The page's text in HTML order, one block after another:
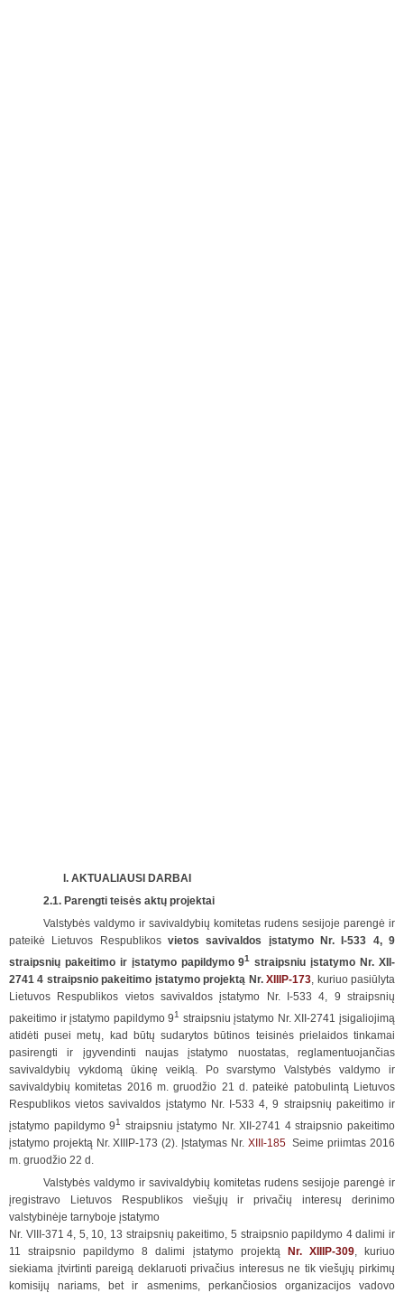
I. AKTUALIAUSI DARBAI
2.1. Parengti teisės aktų projektai
Valstybės valdymo ir savivaldybių komitetas rudens sesijoje parengė ir
pateikė Lietuvos Respublikos vietos savivaldos įstatymo Nr. I-533 4, 9
straipsnių pakeitimo ir įstatymo papildymo 91
straipsniu įstatymo Nr. XII-
2741 4 straipsnio pakeitimo įstatymo projektą Nr.XIIIP-173, kuriuo pasiūlyta
Lietuvos Respublikos vietos savivaldos įstatymo Nr. I-533 4, 9 straipsnių
pakeitimo ir įstatymo papildymo 91 straipsniu įstatymo Nr. XII-2741 įsigaliojimą
atidėti pusei metų, kad būtų sudarytos būtinos teisinės prielaidos tinkamai
pasirengti ir įgyvendinti naujas įstatymo nuostatas, reglamentuojančias
savivaldybių vykdomą ūkinę veiklą. Po svarstymo Valstybės valdymo ir
savivaldybių komitetas 2016 m. gruodžio 21 d. pateikė patobulintą Lietuvos
Respublikos vietos savivaldos įstatymo Nr. I-533 4, 9 straipsnių pakeitimo ir
įstatymo papildymo 91
straipsniu įstatymo Nr. XII-2741 4 straipsnio pakeitimo
įstatymo projektą Nr. XIIIP-173 (2). Įstatymas Nr. XIII-185 Seime priimtas 2016
m. gruodžio 22 d.
Valstybės valdymo ir savivaldybių komitetas rudens sesijoje parengė ir
įregistravo Lietuvos Respublikos viešųjų ir privačių interesų derinimo
valstybinėje tarnyboje įstatymo
Nr. VIII-371 4, 5, 10, 13 straipsnių pakeitimo, 5 straipsnio papildymo 4 dalimi ir
11 straipsnio papildymo 8 dalimi įstatymo projektą
Nr. XIIIP-309, kuriuo
siekiama įtvirtinti pareigą deklaruoti privačius interesus ne tik viešųjų pirkimų
komisijų nariams, bet ir asmenims, perkančiosios organizacijos vadovo